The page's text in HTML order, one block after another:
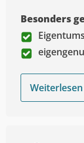
Besonders
Weiterlesen